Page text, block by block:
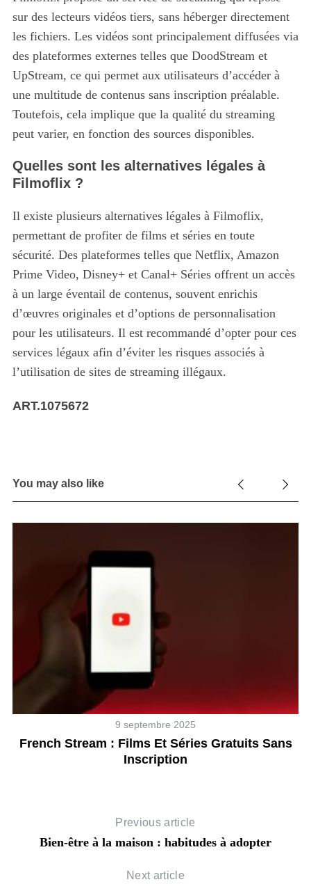
sur des lecteurs vidéos tiers, sans héberger directement
les fichiers. Les vidéos sont principalement diffusées via
des plateformes externes telles que DoodStream et
UpStream, ce qui permet aux utilisateurs d’accéder à
une multitude de contenus sans inscription préalable.
Toutefois, cela implique que la qualité du streaming
peut varier, en fonction des sources disponibles.
Quelles sont les alternatives légales à
Filmoflix ?
Il existe plusieurs alternatives légales à Filmoflix,
permettant de profiter de films et séries en toute
sécurité. Des plateformes telles que Netflix, Amazon
Prime Video, Disney+ et Canal+ Séries offrent un accès
à un large éventail de contenus, souvent enrichis
d’œuvres originales et d’options de personnalisation
pour les utilisateurs. Il est recommandé d’opter pour ces
services légaux afin d’éviter les risques associés à
l’utilisation de sites de streaming illégaux.
ART.1075672
You may also like
9 septembre 2025
French Stream : Films Et Séries Gratuits Sans
Inscription
Previous article
Bien-être à la maison : habitudes à adopter
Next article